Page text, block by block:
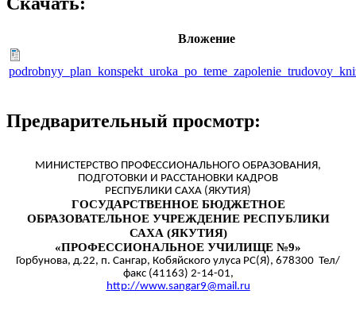
Вложение
Предварительный просмотр:
МИНИСТЕРСТВО ПРОФЕССИОНАЛЬНОГО ОБРАЗОВАНИЯ,
ПОДГОТОВКИ И РАССТАНОВКИ КАДРОВ
РЕСПУБЛИКИ САХА (ЯКУТИЯ)
ГОСУДАРСТВЕННОЕ БЮДЖЕТНОЕ
ОБРАЗОВАТЕЛЬНОЕ УЧРЕЖДЕНИЕ РЕСПУБЛИКИ
САХА (ЯКУТИЯ)
«ПРОФЕССИОНАЛЬНОЕ УЧИЛИЩЕ №9»
Горбунова, д.22, п. Сангар, Кобяйского улуса РС(Я), 678300 Тел/
факс (41163) 2-14-01,
http://www.sangar9@mail.ru